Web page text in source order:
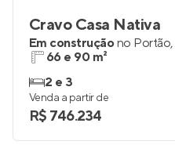
Cravo Casa Nativa
Em construçãono Portão,
66 e 90 m²
2 e 3
Venda a partir de
R$ 746.234